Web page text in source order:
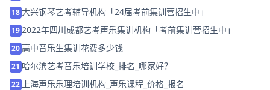
18大兴钢琴艺考辅导机构「24届考前集训营招生中」
19 2022年四川成都艺考声乐集训机构「考前集训营招生中」
20高中音乐生集训花费多少钱
21 哈尔滨艺考音乐培训学校_排名_哪家好？
22 上海声乐乐理培训机构_声乐课程_价格_报名